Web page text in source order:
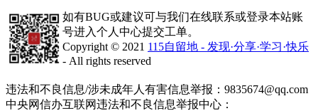
如有BUG或建议可与我们在线联系或登录本站账
号进入个人中心提交工单。
Copyright © 2021 115自留地 - 发现·分享·学习·快乐
- All rights reserved
违法和不良信息/涉未成年人有害信息举报：9835674@qq.com
中央网信办互联网违法和不良信息举报中心：